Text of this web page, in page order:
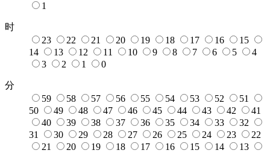
1
时
23
22 21 20 19 18 17 16
15
14
13 12 11 10 9 8 7 6 5
4
3
2 1 0
分
59
58 57 56 55 54 53 52
51
50
49 48 47 46 45 44 43 42
41
40
39 38 37 36 35 34 33
32
31
30 29 28 27 26 25 24 23
22
21
20 19 18 17 16 15 14
13